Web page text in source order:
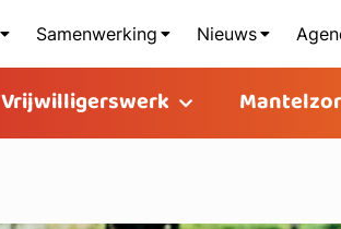
Samenwerking Nieuws
Vrijwilligerswerk